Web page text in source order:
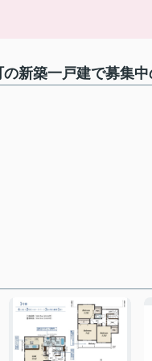
新築一戸建で募集